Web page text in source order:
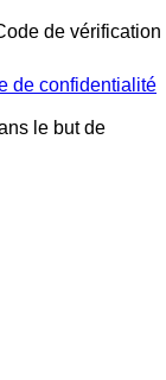
de vérification
de confidentialité
le but de